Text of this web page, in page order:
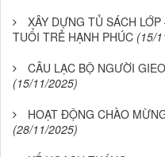
XÂY DỰNG TỦ SÁCH
TUỔI TRẺ HẠNH PHÚC (15/
CÂU LẠC BỘ NGƯỜI
(15/11/2025)
HOẠT ĐỘNG CHÀO
(28/11/2025)